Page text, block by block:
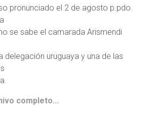
pronunciado el 2 de agosto p.pdo.
se sabe el camarada Arismendi
delegación uruguaya y una de las
completo...